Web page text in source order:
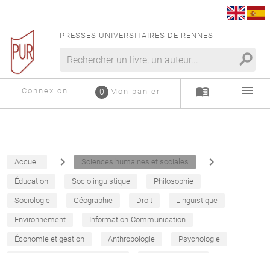
PRESSES UNIVERSITAIRES DE RENNES
search
Connexion Mon panier
0 menu_book menu
Accueil navigate_next Sciences humaines et sociales navigate_next
Éducation Sociolinguistique Philosophie
Sociologie Géographie Droit Linguistique
Environnement Information-Communication
Économie et gestion Anthropologie Psychologie